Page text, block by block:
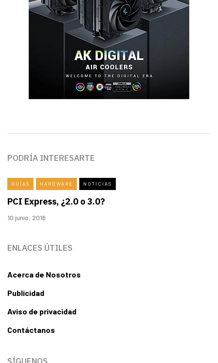
PODRÍA INTERESARTE
GUÍAS HARDWARE NOTICIAS
PCI Express, ¿2.0 o 3.0?
10 junio, 2016
ENLACES ÚTILES
Acerca de Nosotros
Publicidad
Aviso de privacidad
Contáctanos
SÍGUENOS